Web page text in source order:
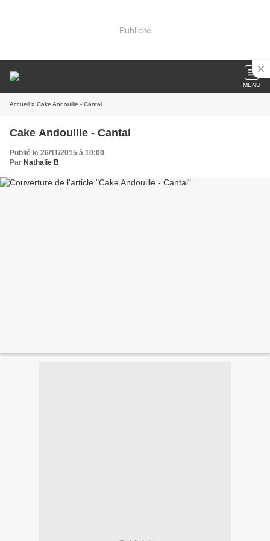
Publicité
MENU
Accueil » Cake Andouille - Cantal
Cake Andouille - Cantal
Publié le 26/11/2015 à 10:00
Par Nathalie B